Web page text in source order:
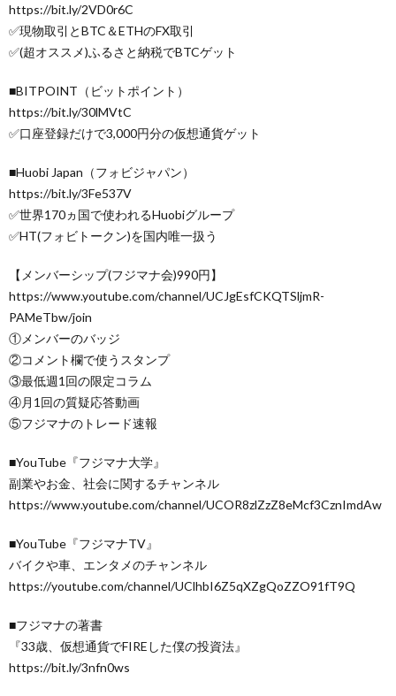
https://bit.ly/2VD0r6C
✅現物取引とBTC＆ETHのFX取引
✅(超オススメ)ふるさと納税でBTCゲット
■BITPOINT（ビットポイント）
https://bit.ly/30lMVtC
✅口座登録だけで3,000円分の仮想通貨ゲット
■Huobi Japan（フォビジャパン）
https://bit.ly/3Fe537V
✅世界170ヵ国で使われるHuobiグループ
✅HT(フォビトークン)を国内唯一扱う
【メンバーシップ(フジマナ会)990円】
https://www.youtube.com/channel/UCJgEsfCKQTSljmR-
PAMeTbw/join
①メンバーのバッジ
②コメント欄で使うスタンプ
③最低週1回の限定コラム
④月1回の質疑応答動画
⑤フジマナのトレード速報
■YouTube『フジマナ大学』
副業やお金、社会に関するチャンネル
https://www.youtube.com/channel/UCOR8zlZzZ8eMcf3CznImdAw
■YouTube『フジマナTV』
バイクや車、エンタメのチャンネル
https://youtube.com/channel/UClhbI6Z5qXZgQoZZO91fT9Q
■フジマナの著書
『33歳、仮想通貨でFIREした僕の投資法』
https://bit.ly/3nfn0ws